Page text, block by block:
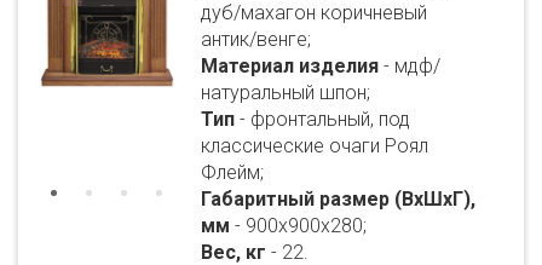
дуб/махагон коричневый
антик/венге;
Материал изделия - мдф/
натуральный шпон;
Тип - фронтальный, под
классические очаги Роял
Флейм;
Габаритный размер (ВхШхГ),
мм - 900х900х280;
Вес, кг - 22.